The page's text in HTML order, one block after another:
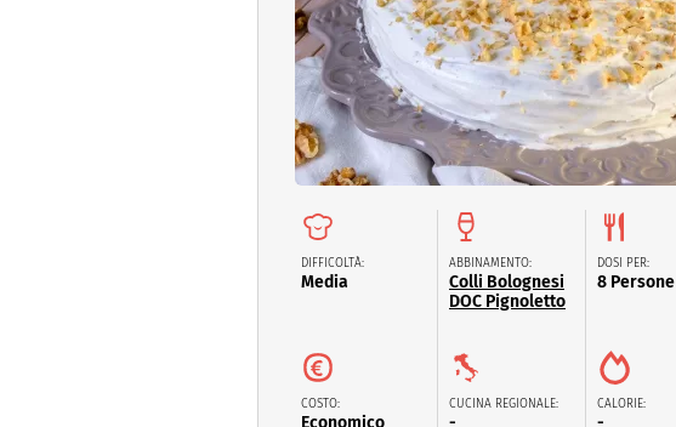
Dolci Pasqua
San Valentino
DIFFICOLTÀ:
Media
ABBINAMENTO:
Colli Bolognesi
DOC Pignoletto
COSTO:
Economico
CUCINA REGIONALE:
-
DOSI PER:
8 Persone
CALORIE:
-